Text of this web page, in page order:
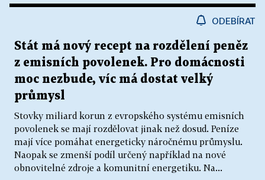
ODEBÍRAT
Stát má nový recept na rozdělení peněz
z emisních povolenek. Pro domácnosti
moc nezbude, víc má dostat velký
průmysl
Stovky miliard korun z evropského systému emisních
povolenek se mají rozdělovat jinak než dosud. Peníze
mají více pomáhat energeticky náročnému průmyslu.
Naopak se zmenší podíl určený například na nové
obnovitelné zdroje a komunitní energetiku. Na...